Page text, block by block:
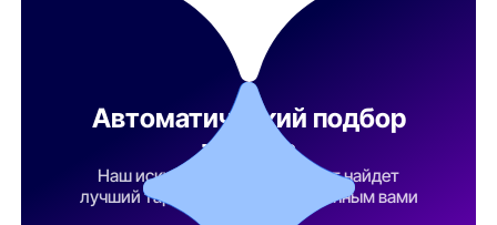
Автоматический подбор
тарифа
Наш искусственный интеллект найдет
лучший тарифный план по указанным вами